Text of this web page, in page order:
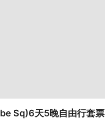
Sq)6天5晚自由行套票